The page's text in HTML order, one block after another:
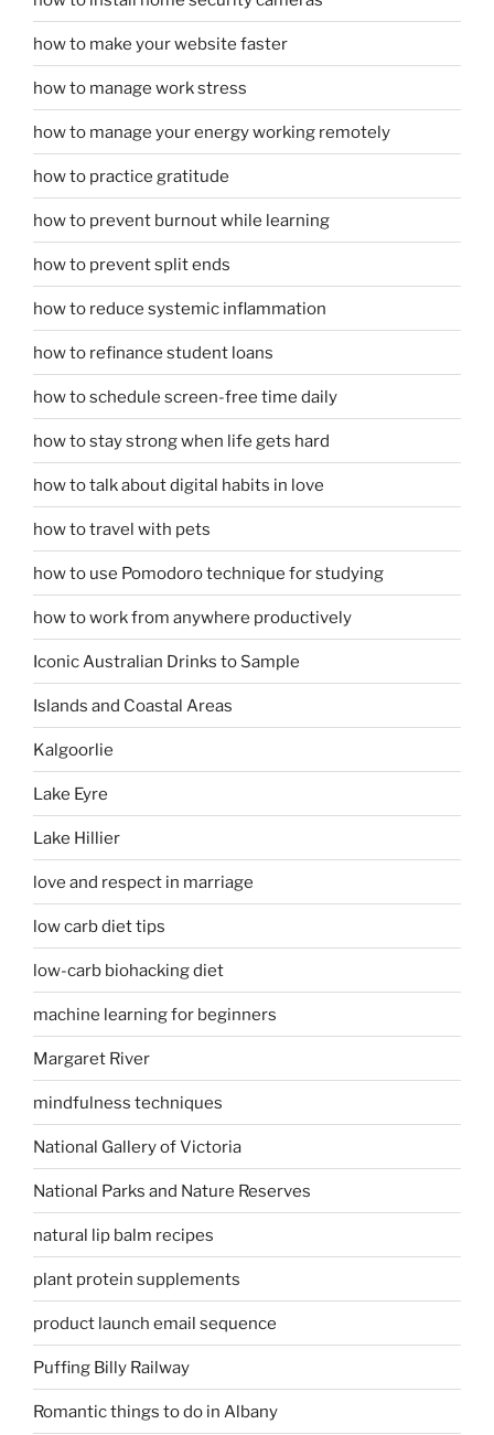
how to make your website faster
how to manage work stress
how to manage your energy working remotely
how to practice gratitude
how to prevent burnout while learning
how to prevent split ends
how to reduce systemic inflammation
how to refinance student loans
how to schedule screen-free time daily
how to stay strong when life gets hard
how to talk about digital habits in love
how to travel with pets
how to use Pomodoro technique for studying
how to work from anywhere productively
Iconic Australian Drinks to Sample
Islands and Coastal Areas
Kalgoorlie
Lake Eyre
Lake Hillier
love and respect in marriage
low carb diet tips
low-carb biohacking diet
machine learning for beginners
Margaret River
mindfulness techniques
National Gallery of Victoria
National Parks and Nature Reserves
natural lip balm recipes
plant protein supplements
product launch email sequence
Puffing Billy Railway
Romantic things to do in Albany